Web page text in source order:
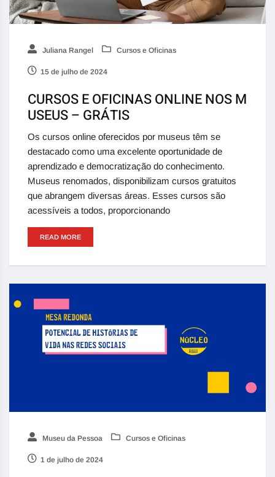
Juliana Rangel Cursos e Oficinas
15 de julho de 2024
CURSOS E OFICINAS ONLINE NOS M
USEUS – GRÁTIS
Os cursos online oferecidos por museus têm se
destacado como uma excelente oportunidade de
aprendizado e democratização do conhecimento.
Museus renomados, disponibilizam cursos gratuitos
que abrangem diversas áreas. Esses cursos são
acessíveis a todos, proporcionando
READ MORE
Museu da Pessoa Cursos e Oficinas
1 de julho de 2024